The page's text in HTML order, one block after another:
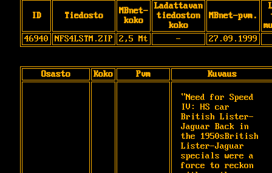
ID Tiedosto
MBnet-
koko
Ladattavan
tiedoston
koko
MBnet-pvm.
46940
NFS4LSTM.ZIP 2,5 Mt - 27.09.1999
Osasto Koko Pvm Kuvaus
"Need for Speed
IV: HS car
British Lister-
Jaguar Back in
the 1950sBritish
Lister-Jaguar
specials were a
force to reckon